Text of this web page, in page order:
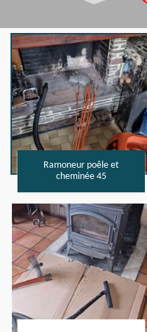
Ramoneur poêle et
cheminée 45